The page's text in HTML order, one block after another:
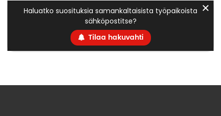
Haluatko suosituksia samankaltaisista työpaikoista
sähköpostitse?
Tilaa hakuvahti
✕